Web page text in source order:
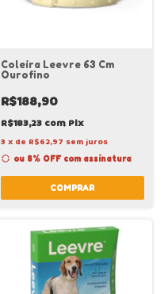
Coleira Leevre 63 Cm
Ourofino
R$188,90
R$183,23 com Pix
3 x de R$62,97 sem juros
ou 8% OFF com assinatura
COMPRAR